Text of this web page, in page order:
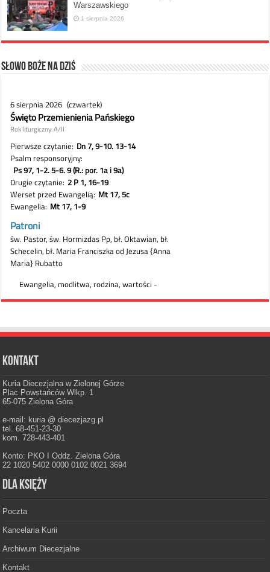
Warszawskiego
1 sierpnia 2026
Słowo Boże na dziś
Kontakt
Kuria Diecezjalna w Zielonej Górze
Plac Powstańców Wlkp. 1
65-075 Zielona Góra
e-mail: kuria @ diecezjazg.pl
tel. 68-451-23-30
kom. 728-443-401
Konto: PKO I Oddz. Zielona Góra
22 1020 5402 0000 0102 0021 3694
Dla księży
Poczta
Kancelaria Kurii
Archiwum Diecezjalne
Kontakt